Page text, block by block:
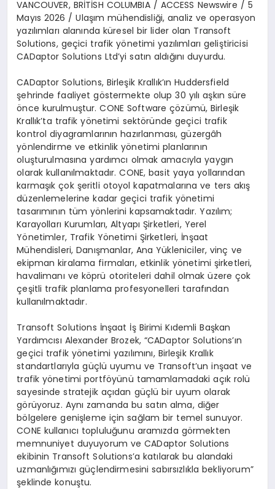
VANCOUVER, BRİTİSH COLUMBIA / ACCESS Newswire / 5
Mayıs 2026 / Ulaşım mühendisliği, analiz ve operasyon
yazılımları alanında küresel bir lider olan Transoft
Solutions, geçici trafik yönetimi yazılımları geliştiricisi
CADaptor Solutions Ltd’yi satın aldığınıduyurdu.
CADaptor Solutions, Birleşik Krallık’ın Huddersfield
şehrinde faaliyet göstermekte olup 30 yılıaşkın süre
önce kurulmuştur. CONE Softwareçözümü, Birleşik
Krallık’ta trafik yönetimi sektöründe geçici trafik
kontrol diyagramlarının hazırlanması, güzergâh
yönlendirme ve etkinlik yönetimi planlarının
oluşturulmasına yardımcı olmak amacıyla yaygın
olarak kullanılmaktadır. CONE, basit yaya yollarından
karmaşıkçok şeritli otoyol kapatmalarına ve ters akış
düzenlemelerine kadar geçici trafik yönetimi
tasarımının tüm yönlerini kapsamaktadır. Yazılım;
Karayolları Kurumları, Altyapı Şirketleri, Yerel
Yönetimler, Trafik Yönetimi Şirketleri, İnşaat
Mühendisleri, Danışmanlar, Ana Yükleniciler, vinç ve
ekipman kiralama firmaları, etkinlik yönetimi şirketleri,
havalimanı ve köprü otoriteleri dahil olmaküzereçok
çeşitli trafik planlama profesyonelleri tarafından
kullanılmaktadır.
Transoft Solutions İnşaat İş Birimi Kıdemli Başkan
Yardımcısı Alexander Brozek, “CADaptor Solutions’ın
geçici trafik yönetimi yazılımını, Birleşik Krallık
standartlarıyla güçlüuyumu ve Transoft’un inşaat ve
trafik yönetimi portföyünü tamamlamadaki açık rolü
sayesinde stratejik açıdan güçlübir uyum olarak
görüyoruz. Aynı zamanda bu satın alma, diğer
bölgelere genişleme için sağlam bir temel sunuyor.
CONE kullanıcı topluluğunu aramızda görmekten
memnuniyet duyuyorum ve CADaptor Solutions
ekibinin Transoft Solutions’a katılarak bu alandaki
uzmanlığımızıgüçlendirmesini sabırsızlıkla bekliyorum”
şeklinde konuştu.